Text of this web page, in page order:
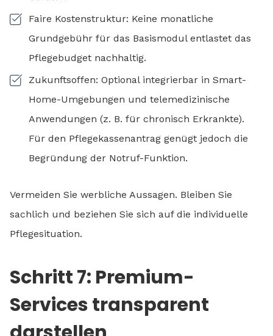
Faire Kostenstruktur: Keine monatliche
Grundgebühr für das Basismodul entlastet das
Pflegebudget nachhaltig.
Zukunftsoffen: Optional integrierbar in Smart-
Home-Umgebungen und telemedizinische
Anwendungen (z. B. für chronisch Erkrankte).
Für den Pflegekassenantrag genügt jedoch die
Begründung der Notruf-Funktion.
Vermeiden Sie werbliche Aussagen. Bleiben Sie
sachlich und beziehen Sie sich auf die individuelle
Pflegesituation.
Schritt 7: Premium-
Services transparent